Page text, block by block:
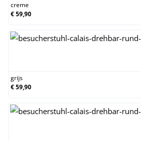
creme
€ 59,90
grijs
€ 59,90